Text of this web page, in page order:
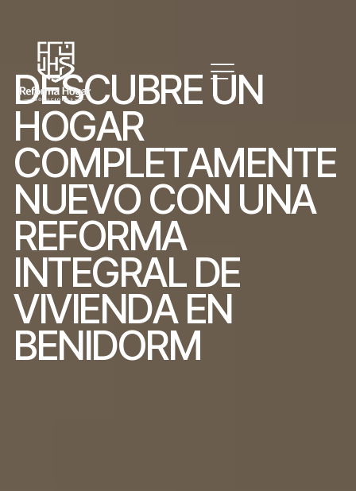
DESCUBREUN
HOGAR
COMPLETAMENTE
NUEVO CON UNA
REFORMA
INTEGRAL DE
VIVIENDA EN
BENIDORM